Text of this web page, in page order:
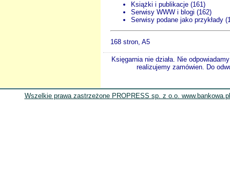
Książki i publikacje (161)
Serwisy WWW i blogi (162)
Serwisy podane jako przykłady
168 stron, A5
Księgarnia nie działa. Nie
realizujemy zamówien. Do
Wszelkie prawa zastrzeżone PROPRESS sp. z o.o.